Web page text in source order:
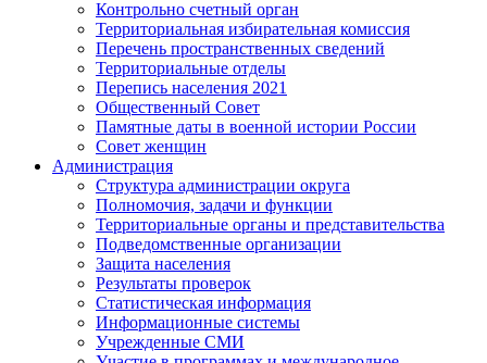
Контрольно счетный орган
Территориальная избирательная комиссия
Перечень пространственных сведений
Территориальные отделы
Перепись населения 2021
Общественный Совет
Памятные даты в военной истории России
Совет женщин
Администрация
Структура администрации округа
Полномочия, задачи и функции
Территориальные органы и представительства
Подведомственные организации
Защита населения
Результаты проверок
Статистическая информация
Информационные системы
Учрежденные СМИ